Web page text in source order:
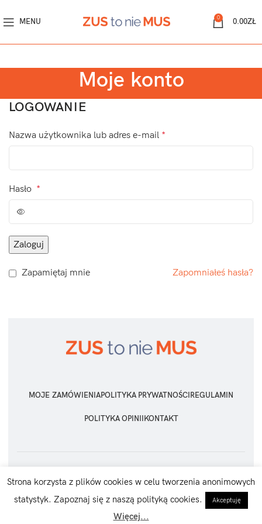
MENU 0 0.00ZŁ
Moje konto
LOGOWANIE
Nazwa użytkownika lub adres e-mail *
Hasło *
Zaloguj
Zapomniałeś hasła?
Zapamiętaj mnie
MOJE ZAMÓWIENIAPOLITYKA PRYWATNOŚCI REGULAMIN
POLITYKA OPINII KONTAKT
ZUS TO NIE MUS 2026 Wszelkie prawa zastrzeżone
Strona korzysta z plików cookies w celu tworzenia anonimowych
statystyk. Zapoznaj się z naszą polityką cookies.
Akceptuję
Więcej...